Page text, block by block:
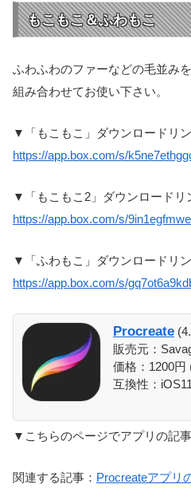
もこもこ＆ふわもこ
ふわふわのファーなどの毛並み
組み合わせてお使い下さい。
▼「もこもこ」ダウンロードリ
https://app.box.com/s/
▼「もこもこ2」ダウンロードリ
https://app.box.com/s/
▼「ふわもこ」ダウンロードリ
https://app.box.com/s/
Procreate
販売元：
価格：1200円
互換性：
▼こちらのページでアプリの記
関連する記事： Procreateアプリ